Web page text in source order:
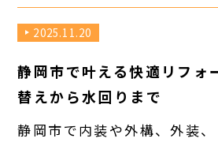
2025.11.20
静岡市で叶える快適リフォ
替えから水回りまで
静岡市で内装や外構、外装